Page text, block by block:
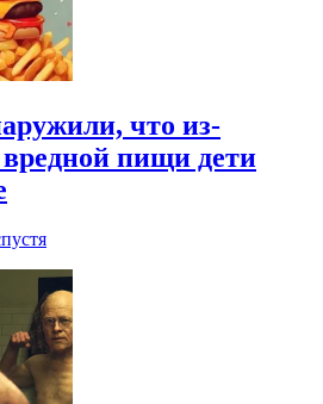
что из-
пищи дети